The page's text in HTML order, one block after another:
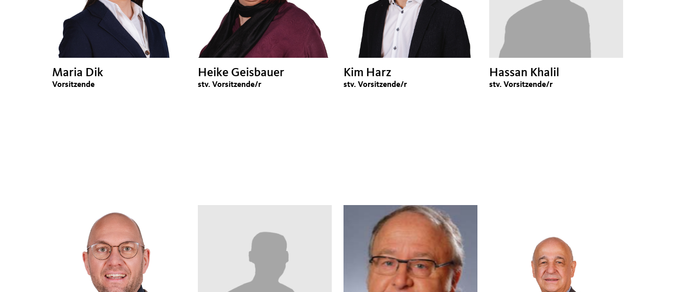
Maria Dik
Vorsitzende
Heike Geisbauer
stv. Vorsitzende/r
Kim Harz
stv. Vorsitzende/r
Hassan Khalil
stv. Vorsitzende/r